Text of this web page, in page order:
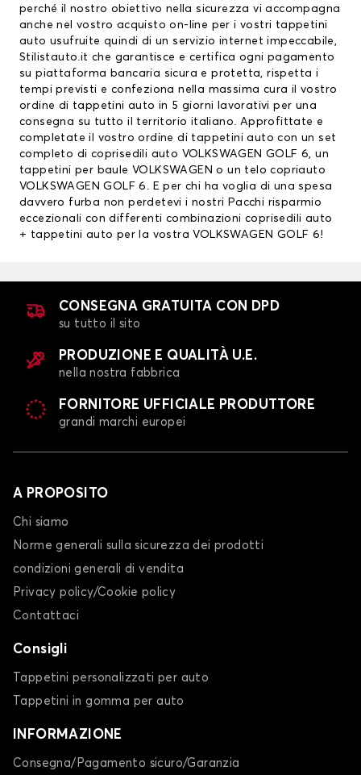
perché il nostro obiettivo nella sicurezza vi accompagna
anche nel vostro acquisto on-line per i vostri tappetini
auto usufruite quindi di un servizio internet impeccabile,
Stilistauto.it che garantisce e certifica ogni pagamento
su piattaforma bancaria sicura e protetta, rispetta i
tempi previsti e confeziona nella massima cura il vostro
ordine di tappetini auto in 5 giorni lavorativi per una
consegna su tutto il territorio italiano. Approfittate e
completate il vostro ordine di tappetini auto con un set
completo di coprisedili auto VOLKSWAGEN GOLF 6, un
tappetini per baule VOLKSWAGEN o un telo copriauto
VOLKSWAGEN GOLF 6. E per chi ha voglia di una spesa
davvero furba non perdetevi i nostri Pacchi risparmio
eccezionali con differenti combinazioni coprisedili auto
+ tappetini auto per la vostra VOLKSWAGEN GOLF 6!
CONSEGNA GRATUITA CON DPD
su tutto il sito
PRODUZIONE E QUALITÀ U.E.
nella nostra fabbrica
FORNITORE UFFICIALE PRODUTTORE
grandi marchi europei
A PROPOSITO
Chi siamo
Norme generali sulla sicurezza dei prodotti
condizioni generali di vendita
Privacy policy/Cookie policy
Contattaci
Consigli
Tappetini personalizzati per auto
Tappetini in gomma per auto
INFORMAZIONE
Consegna/Pagamento sicuro/Garanzia